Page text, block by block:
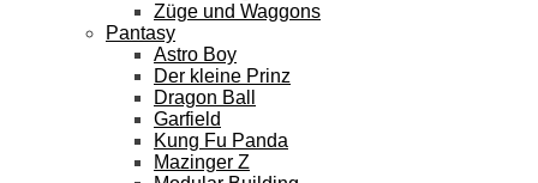
Züge und Waggons
Pantasy
Astro Boy
Der kleine Prinz
Dragon Ball
Garfield
Kung Fu Panda
Mazinger Z